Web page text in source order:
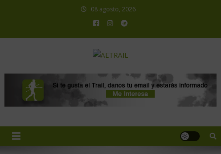
08 agosto, 2026